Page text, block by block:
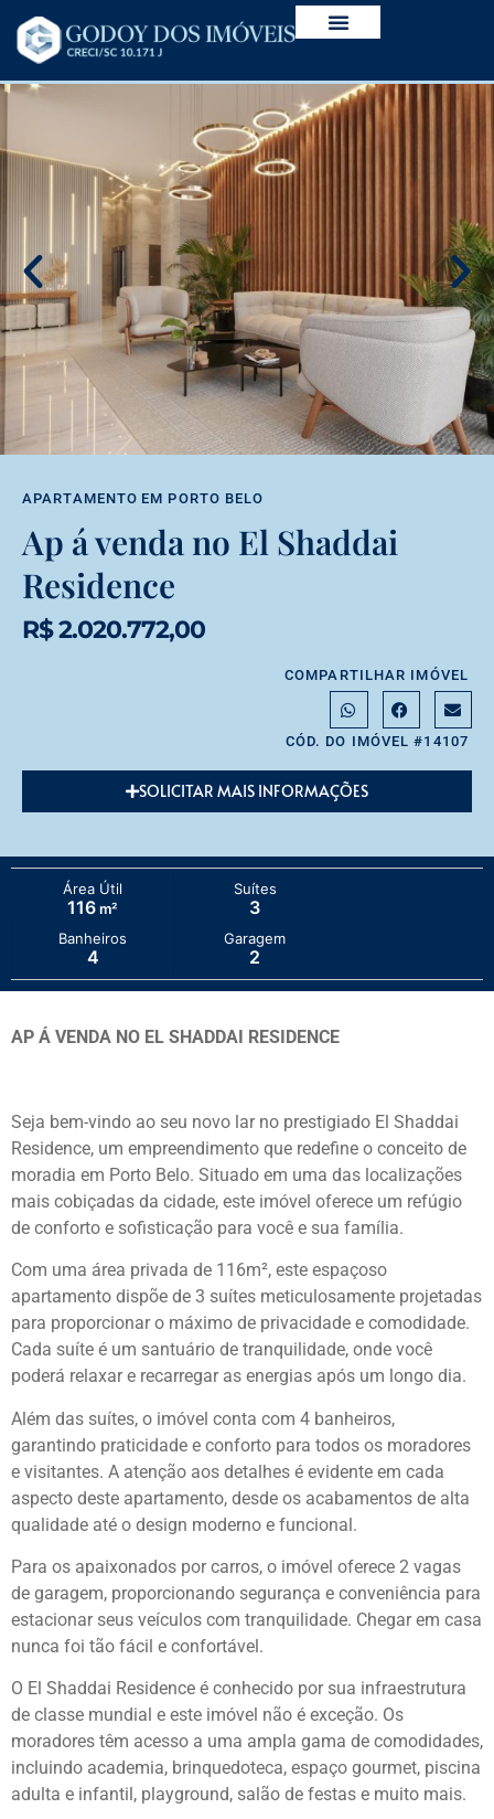
APARTAMENTO EM PORTO BELO
Ap á venda no El Shaddai
Residence
R$ 2.020.772,00
COMPARTILHAR IMÓVEL
CÓD. DO IMÓVEL #14107
SOLICITAR MAIS INFORMAÇÕES
Área Útil
116 m²
Suítes
3
Banheiros
4
Garagem
2
AP Á VENDA NO EL SHADDAI RESIDENCE
Seja bem-vindo ao seu novo lar no prestigiado El Shaddai
Residence, um empreendimento que redefine o conceito de
moradia em Porto Belo. Situado em uma das localizações
mais cobiçadas da cidade, este imóvel oferece um refúgio
de conforto e sofisticação para você e sua família.
Com uma área privada de 116m², este espaçoso
apartamento dispõe de 3 suítes meticulosamente projetadas
para proporcionar o máximo de privacidade e comodidade.
Cada suíte é um santuário de tranquilidade, onde você
poderá relaxar e recarregar as energias após um longo dia.
Além das suítes, o imóvel conta com 4 banheiros,
garantindo praticidade e conforto para todos os moradores
e visitantes. A atenção aos detalhes é evidente em cada
aspecto deste apartamento, desde os acabamentos de alta
qualidade até o design moderno e funcional.
Para os apaixonados por carros, o imóvel oferece 2 vagas
de garagem, proporcionando segurança e conveniência para
estacionar seus veículos com tranquilidade. Chegar em casa
nunca foi tão fácil e confortável.
O El Shaddai Residence é conhecido por sua infraestrutura
de classe mundial e este imóvel não é exceção. Os
moradores têm acesso a uma ampla gama de comodidades,
incluindo academia, brinquedoteca, espaço gourmet, piscina
adulta e infantil, playground, salão de festas e muito mais.